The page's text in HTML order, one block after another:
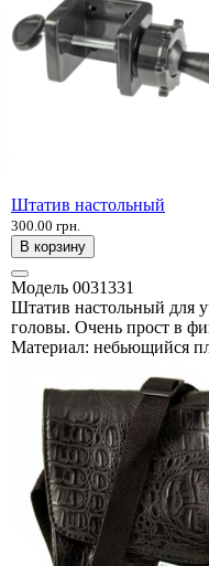
Штатив настольный
300.00 грн.
В корзину
Модель 0031331
Штатив настольный для
головы. Очень прост в
Материал: небьющийся